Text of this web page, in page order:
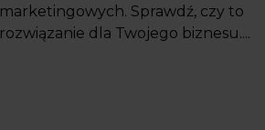
marketingowych. Sprawdź, czy to
rozwiązanie dla Twojego biznesu....